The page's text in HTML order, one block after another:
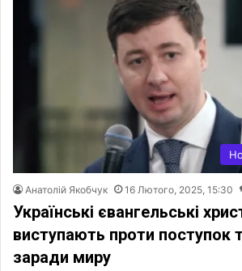
Анатолій Якобчук 16 Лютого, 2025, 15:30
Українські євангельські
виступають проти поступок
заради миру